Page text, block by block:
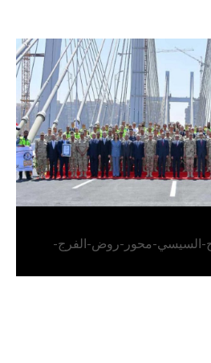
يفتتح محور روض الفرج
تحيا مصر
السيسي-محور-روض-الفرج-